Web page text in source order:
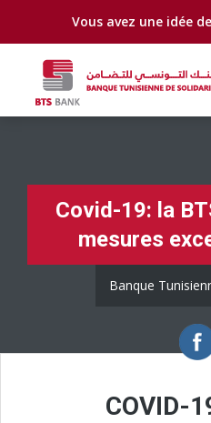
Vous avez une idée
Covid-19: la
mesures
Banque
COVID-